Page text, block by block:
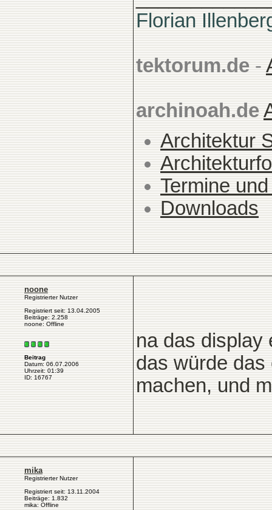
Florian
tektorum.de -
archinoah.de
Architektur
Termine
Downloads
noone
Registrierter Nutzer
Registriert seit: 13.04.2005
Beiträge: 2.258
noone: Offline
Beitrag
Datum: 06.07.2006
Uhrzeit: 01:39
ID: 16767
na das display
das würde
machen, und
mika
Registrierter Nutzer
Registriert seit: 13.11.2004
Beiträge: 1.832
mika: Offline